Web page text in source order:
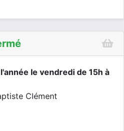
le vendredi de 15h à
Clément